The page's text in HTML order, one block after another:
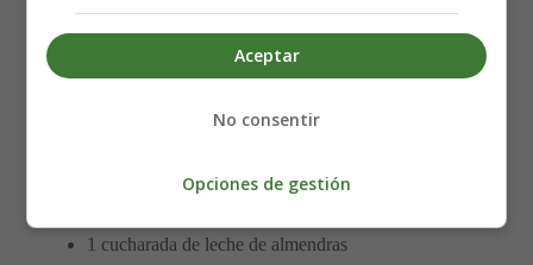
1 cucharadita de canela
Para el glaseado de queso crema
60 gramos de queso crema
1 cucharada de leche de almendras
Aceptar
No consentir
Opciones de gestión